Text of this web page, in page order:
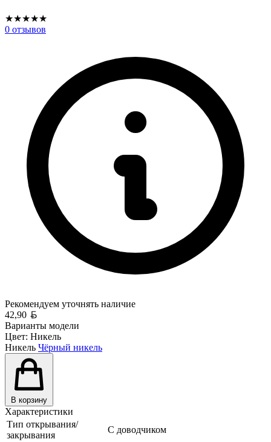
★★★★★
0 отзывов
Рекомендуем уточнять наличие
42,90
Варианты модели
Цвет: Никель
Никель Чёрный никель
В корзину
Характеристики
Тип открывания/
закрывания
С доводчиком